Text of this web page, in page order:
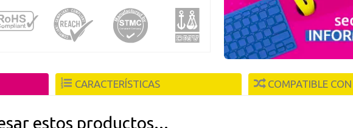
CARACTERÍSTICAS COMPATIBLE CON
estos productos...